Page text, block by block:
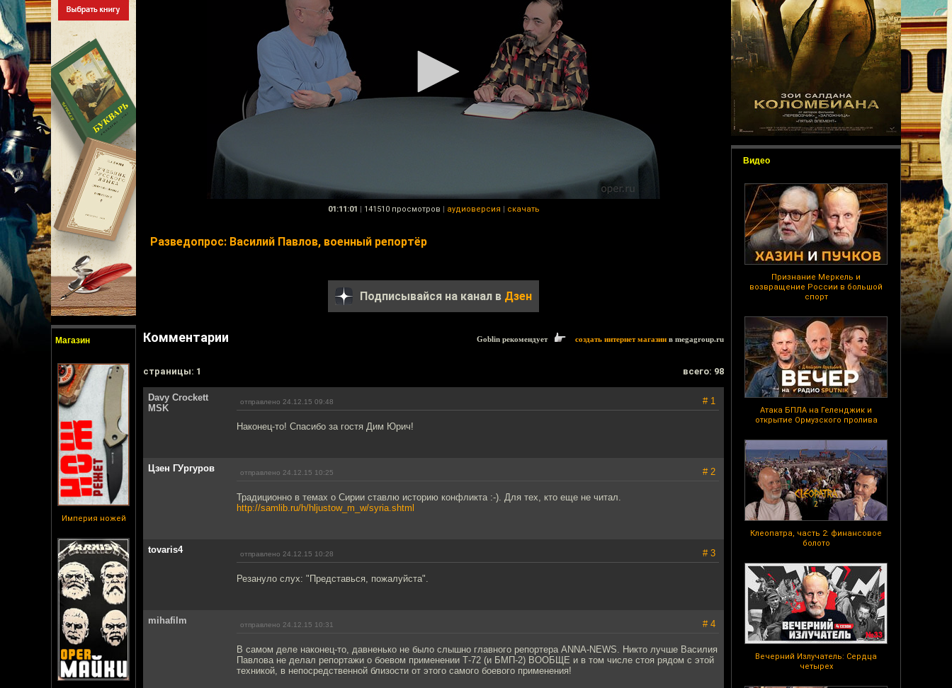
Магазин
Империя ножей
Видео
Признание Меркель и
возвращение России в большой
спорт
Атака БПЛА на Геленджик и
открытие Ормузского пролива
Клеопатра, часть 2: финансовое
болото
Вечерний Излучатель: Сердца
четырех
01:11:01 | 141510 просмотров | аудиоверсия | скачать
Разведопрос: Василий Павлов, военный репортёр
Подписывайся на канал в Дзен
Комментарии Goblin рекомендует создать интернет магазин в megagroup.ru
cтраницы: 1 всего: 98
Davy Crockett
MSK
отправлено 24.12.15 09:48 # 1
Наконец-то! Спасибо за гостя Дим Юрич!
Цзен ГУргуров отправлено 24.12.15 10:25 # 2
Традиционно в темах о Сирии ставлю историю конфликта :-). Для тех, кто еще не читал.
http://samlib.ru/h/hljustow_m_w/syria.shtml
tovaris4 отправлено 24.12.15 10:28 # 3
Резануло слух: "Представься, пожалуйста".
mihafilm отправлено 24.12.15 10:31 # 4
В самом деле наконец-то, давненько не было слышно главного репортера ANNA-NEWS. Никто лучше Василия
Павлова не делал репортажи о боевом применении Т-72 (и БМП-2) ВООБЩЕ и в том числе стоя рядом с этой
техникой, в непосредственной близости от этого самого боевого применения!